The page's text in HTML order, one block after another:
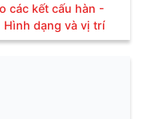
các kết cấu hàn -
dạng và vị trí